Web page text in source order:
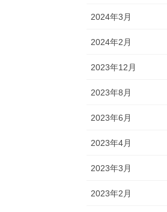
2024年3月
2024年2月
2023年12月
2023年8月
2023年6月
2023年4月
2023年3月
2023年2月